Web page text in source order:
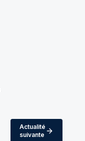
Actualité
suivante